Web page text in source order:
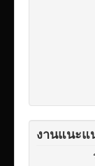
งานแนะแ